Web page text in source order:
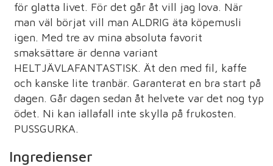
för glatta livet. För det går åt vill jag lova. När
man väl börjat vill man ALDRIG äta köpemusli
igen. Med tre av mina absoluta favorit
smaksättare är denna variant
HELTJÄVLAFANTASTISK. Ät den med fil, kaffe
och kanske lite tranbär. Garanterat en bra start på
dagen. Går dagen sedan åt helvete var det nog typ
ödet. Ni kan iallafall inte skylla på frukosten.
PUSSGURKA.
Ingredienser